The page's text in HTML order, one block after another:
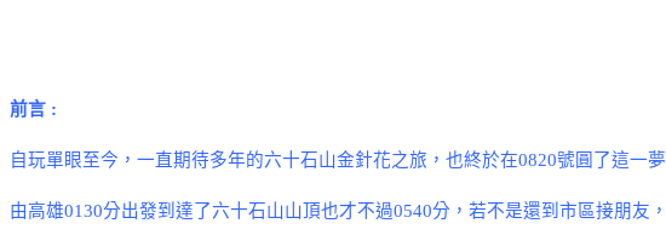
前言 :
自玩單眼至今，一直期待多年的六十石山金針花之旅，也終於在0820號圓了這一夢
由高雄0130分出發到達了六十石山山頂也才不過0540分，若不是還到市區接朋友，